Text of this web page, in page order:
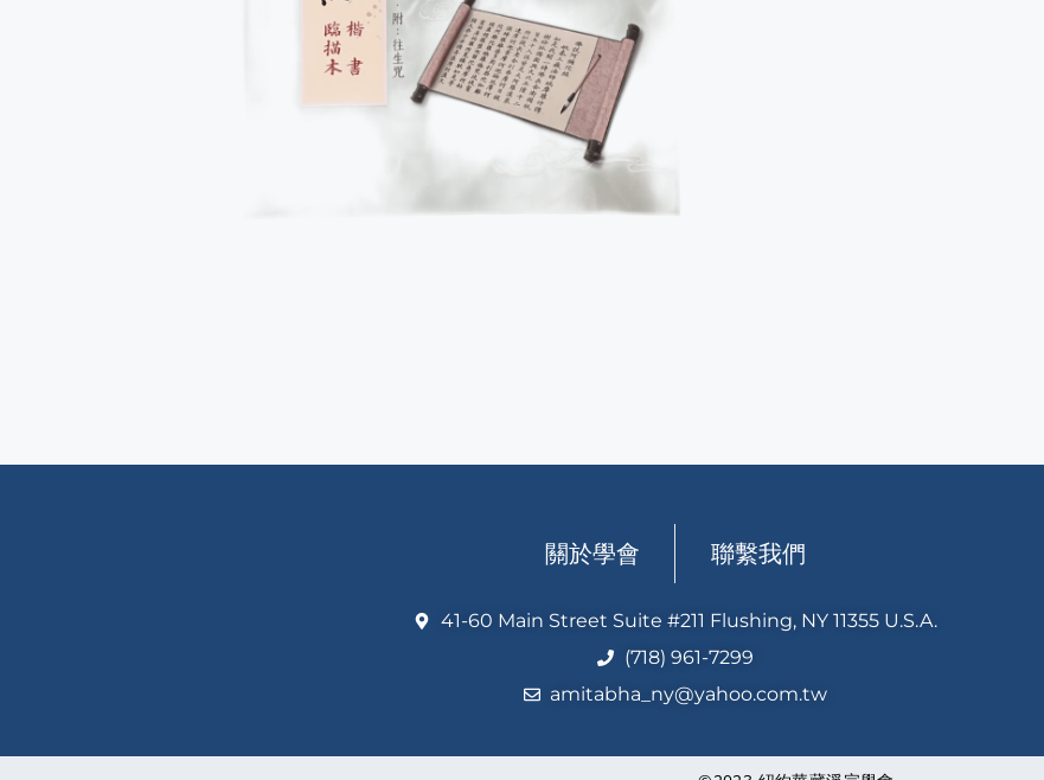
關於學會 聯繫我們
41-60 Main Street Suite #211 Flushing, NY 11355 U.S.A.
(718) 961-7299
amitabha_ny@yahoo.com.tw